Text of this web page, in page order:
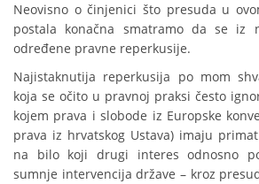
Neovisno o činjenici što presuda u
postala konačna smatramo da se iz
određene pravne reperkusije.
Najistaknutija reperkusija po mom
koja se očito u pravnoj praksi često
kojem prava i slobode iz Europske
prava iz hrvatskog Ustava) imaju
na bilo koji drugi interes odnosno
sumnje intervencija države – kroz